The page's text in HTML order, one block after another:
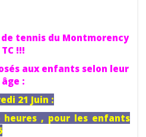
tennis du Montmorency
TC !!!
aux enfants selon leur
âge :
21 Juin :
heures , pour les enfants